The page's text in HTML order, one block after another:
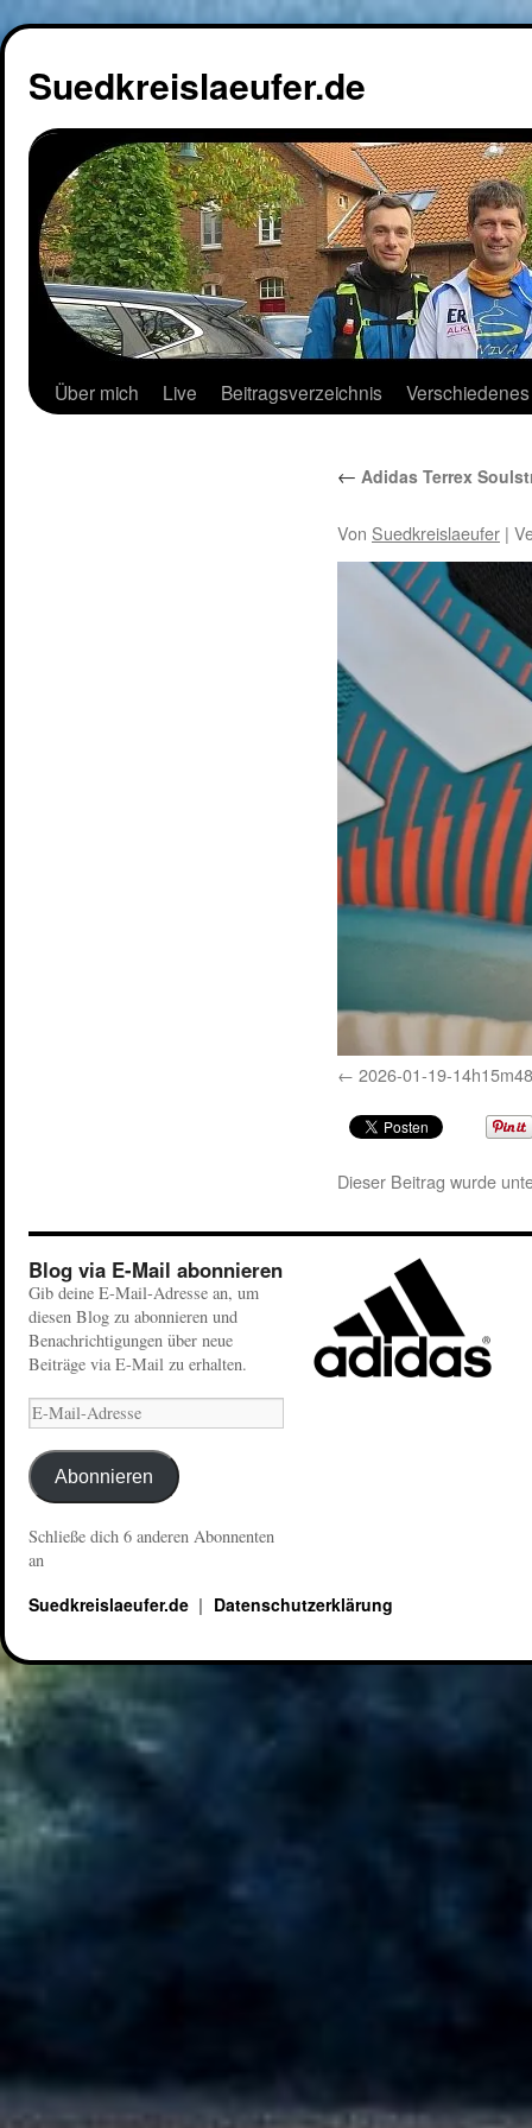
Suedkreislaeufer.de
Über mich Live Beitragsverzeichnis Verschiedenes
← Adidas Terrex
Von Suedkreislaeufer |
2026-01-19-14h15m48
Dieser Beitrag wurde
Blog via E-Mail abonnieren
Gib deine E-Mail-Adresse an, um
diesen Blog zu abonnieren und
Benachrichtigungen über neue
Beiträge via E-Mail zu erhalten.
Abonnieren
Schließe dich 6 anderen Abonnenten
an
Suedkreislaeufer.de Datenschutzerklärung